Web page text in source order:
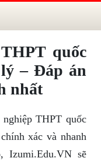
quốc
– Đáp án
nhất
THPT quốc
xác và nhanh
Izumi.Edu.VN sẽ